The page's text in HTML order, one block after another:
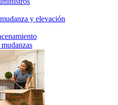
y elevación